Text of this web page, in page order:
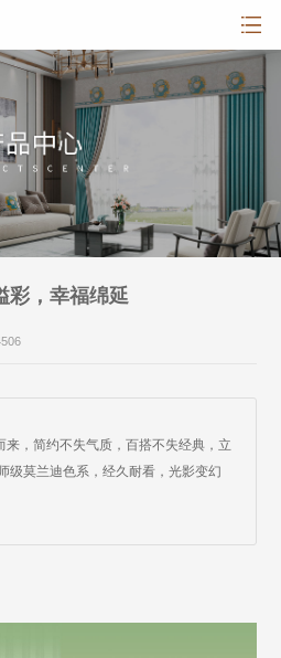
彩，幸福绵延
来，简约不失气质，百搭不失经典，立
级莫兰迪色系，经久耐看，光影变幻